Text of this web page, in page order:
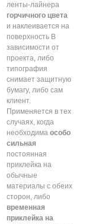
ленты-лайнера
горчичного цвета
и наклеивается на
поверхность В
зависимости от
проекта, либо
типография
снимает защитную
бумагу, либо сам
клиент.
Применяется в тех
случаях, когда
необходима особо
сильная
постоянная
приклейка на
обычные
материалы с обеих
сторон, либо
временная
приклейка на